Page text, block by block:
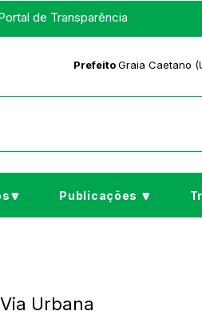
de Transparência
PrefeitoGraia Caetano
Publicações 🔽
Urbana